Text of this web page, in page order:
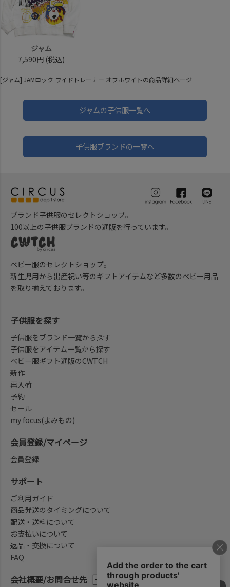
ジャム
7,590円 (税込)
[ジャム] JAMロック ワイドトレーナー オフホワイトの商品詳細ページ
ジャムの子供服一覧へ
子供服ブランドの一覧へ
ブランド子供服のセレクトショップ。
100以上の子供服ブランドの通販を行っています。
ベビー服のセレクトショップ。
新生児用から出産祝い等のギフトアイテムなど多数のベビー用品
を取り揃えております。
会社概要/お問合せ先
子供服を探す
子供服をブランド一覧から探す
子供服をアイテム一覧から探す
ベビー服ギフト通販のCWTCH
新作
再入荷
予約
セール
my focus(よみもの)
会員登録/マイページ
会員登録
サポート
ご利用ガイド
商品発送のタイミングについて
配送・送料について
お支払いについて
返品・交換について
FAQ